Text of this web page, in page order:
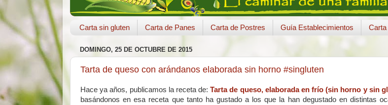
Carta sin gluten Carta de Panes Carta de Postres Guía Establecimientos
DOMINGO, 25 DE OCTUBRE DE 2015
Tarta de queso con arándanos elaborada sin horno #singluten
Hace ya años, publicamos la receta de:Tarta de queso, elaborada en frío (sin horno y sin
basándonos en esa receta que tanto ha gustado a los que la han degustado en distintas